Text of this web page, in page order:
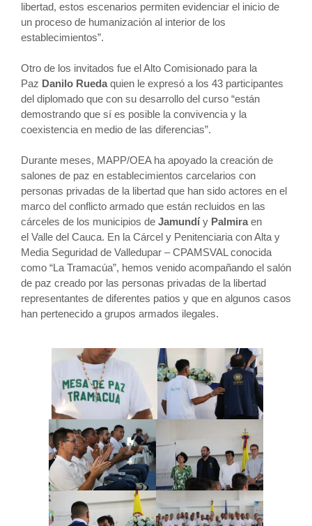
libertad, estos escenarios permiten evidenciar el inicio de
un proceso de humanización al interior de los
establecimientos”.
Otro de los invitados fue el Alto Comisionado para la
Paz Danilo Ruedaquien le expresó a los 43 participantes
del diplomado que con su desarrollo del curso “están
demostrando que sí es posible la convivencia y la
coexistencia en medio de las diferencias”.
Durante meses, MAPP/OEA ha apoyado la creación de
salones de paz en establecimientos carcelarios con
personas privadas de la libertad que han sido actores en el
marco del conflicto armado que están recluidos en las
cárceles de los municipios de Jamundíy Palmiraen
el Valle del Cauca. En la Cárcel y Penitenciaria con Alta y
Media Seguridad de Valledupar – CPAMSVAL conocida
como “La Tramacúa”, hemos venido acompañando el salón
de paz creado por las personas privadas de la libertad
representantes de diferentes patios y que en algunos casos
han pertenecido a grupos armados ilegales.